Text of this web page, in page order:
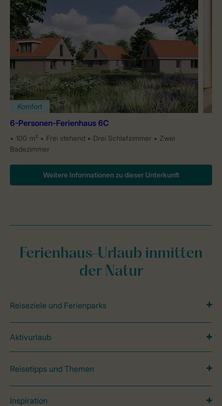
Komfort
6-Personen-Ferienhaus 6C
100 m² Frei stehend Drei Schlafzimmer
Zwei
Badezimmer
Weitere Informationen zu dieser Unterkunft
Ferienhaus-Urlaub inmitten
der Natur
Reiseziele und Ferienparks
Aktivurlaub
Reisetipps und Themen
Inspiration